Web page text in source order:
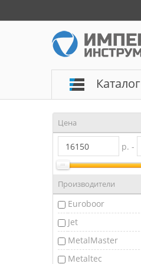
Цена
р. -
Производители
Euroboor
Jet
MetalMaster
Metaltec